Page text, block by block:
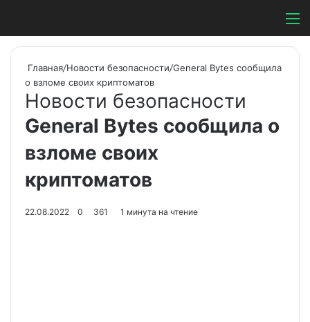
Switch skin
Главная/Новости безопасности/General Bytes сообщила
о взломе своих криптоматов
Новости безопасности
General Bytes сообщила о
взломе своих
криптоматов
22.08.2022 0 361 1 минута на чтение